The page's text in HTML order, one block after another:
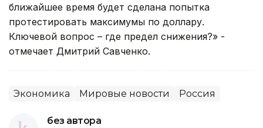
ближайшее время будет сделана попытка
протестировать максимумы по доллару.
Ключевой вопрос – где предел снижения?» -
отмечает Дмитрий Савченко.
Экономика Мировые новости Россия
без автора